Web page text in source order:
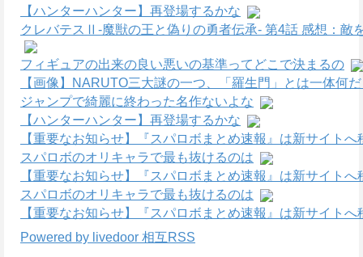
【ハンターハンター】再登場するかな
クレバテスⅡ-魔獣の王と偽りの勇者伝承- 第4話 感想：敵
フィギュアの出来の良い悪いの基準ってどこで決まるの
【画像】NARUTO三大謎の一つ、「羅生門」とは一体何
ジャンプで綺麗に終わった名作ないよな
【ハンターハンター】再登場するかな
【重要なお知らせ】『スパロボまとめ速報』は新サイトへ
スパロボのオリキャラで最も抜けるのは
【重要なお知らせ】『スパロボまとめ速報』は新サイトへ
スパロボのオリキャラで最も抜けるのは
【重要なお知らせ】『スパロボまとめ速報』は新サイトへ
Powered by livedoor 相互RSS